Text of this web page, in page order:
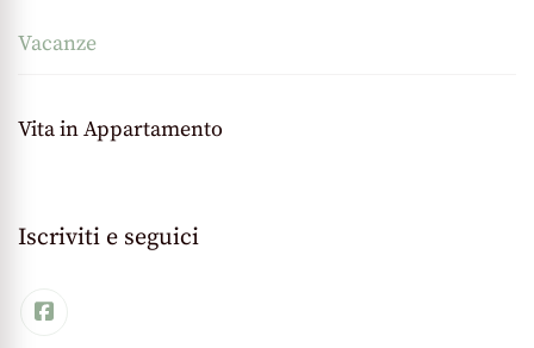
Vacanze
Vita in Appartamento
Iscriviti e seguici